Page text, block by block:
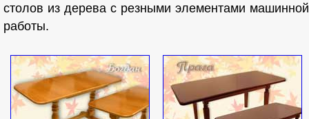
столов из дерева с резными элементами машинной
работы.